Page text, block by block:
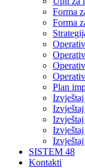
Forma
Forma
Plan
SISTEM 48
Kontakti